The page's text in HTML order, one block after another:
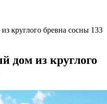
круглого бревна сосны 133
дом из круглого